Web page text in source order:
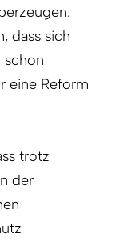
dass sich
schon
eine Reform
trotz
der